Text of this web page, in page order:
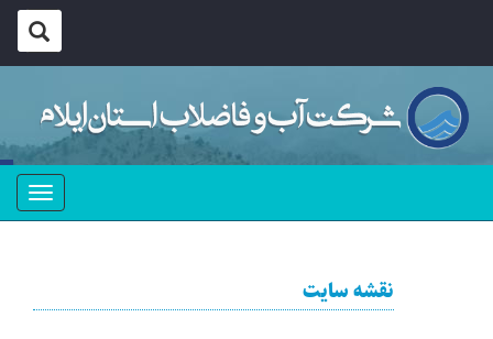
نقشه سایت